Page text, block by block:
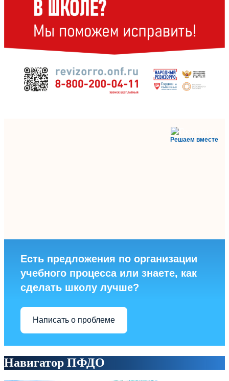
Решаем вместе
Есть предложения по организации
учебного процесса или знаете, как
сделать школу лучше?
Написать о проблеме
Навигатор ПФДО